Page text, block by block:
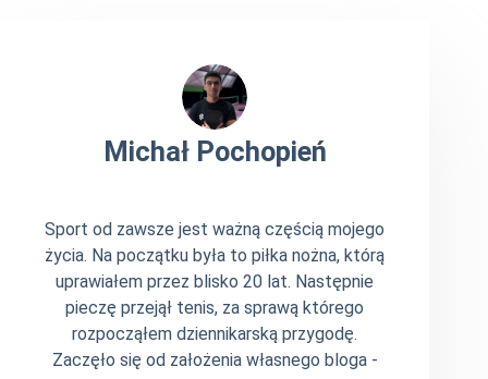
Michał Pochopień
Sport od zawsze jest ważną częścią mojego
życia. Na początku była to piłka nożna, którą
uprawiałem przez blisko 20 lat. Następnie
pieczę przejął tenis, za sprawą którego
rozpocząłem dziennikarską przygodę.
Zaczęło się od założenia własnego bloga -